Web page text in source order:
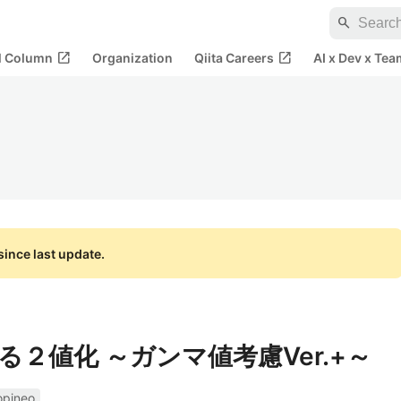
search
Column open_in_new Organization Qiita Careers open_in_new AI x Dev x
last update.
２値化 ～ガンマ値考慮Ver.+～